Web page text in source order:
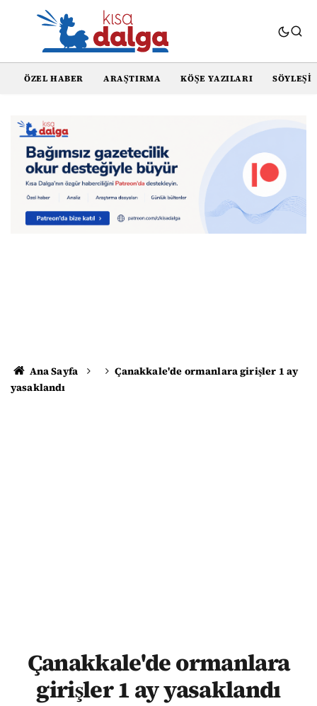
ÖZEL HABER ARAŞTIRMA KÖŞE YAZILARI SÖYLEŞI
Ana Sayfa
Çanakkale'de ormanlara girişler 1 ay
yasaklandı
Çanakkale'de ormanlara
girişler 1 ay yasaklandı